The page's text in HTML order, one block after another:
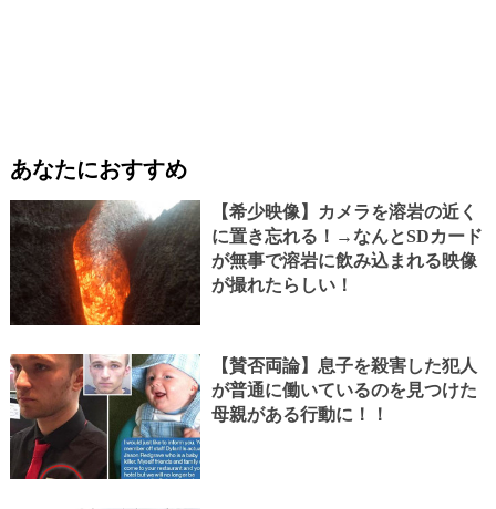
あなたにおすすめ
【希少映像】カメラを溶岩の近く
に置き忘れる！→なんとSDカード
が無事で溶岩に飲み込まれる映像
が撮れたらしい！
【賛否両論】息子を殺害した犯人
が普通に働いているのを見つけた
母親がある行動に！！